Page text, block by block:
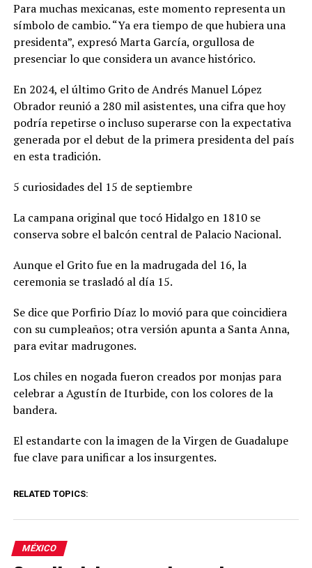
Para muchas mexicanas, este momento representa un
símbolo de cambio. “Ya era tiempo de que hubiera una
presidenta”, expresó Marta García, orgullosa de
presenciar lo que considera un avance histórico.
En 2024, el último Grito de Andrés Manuel López
Obrador reunió a 280 mil asistentes, una cifra que hoy
podría repetirse o incluso superarse con la expectativa
generada por el debut de la primera presidenta del país
en esta tradición.
5 curiosidades del 15 de septiembre
La campana original que tocó Hidalgo en 1810 se
conserva sobre el balcón central de Palacio Nacional.
Aunque el Grito fue en la madrugada del 16, la
ceremonia se trasladó al día 15.
Se dice que Porfirio Díaz lo movió para que coincidiera
con su cumpleaños; otra versión apunta a Santa Anna,
para evitar madrugones.
Los chiles en nogada fueron creados por monjas para
celebrar a Agustín de Iturbide, con los colores de la
bandera.
El estandarte con la imagen de la Virgen de Guadalupe
fue clave para unificar a los insurgentes.
RELATED TOPICS:
MÉXICO